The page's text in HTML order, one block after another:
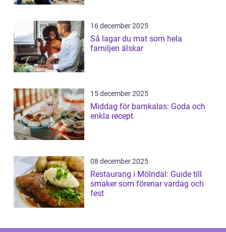
16 december 2025
Så lagar du mat som hela
familjen älskar
15 december 2025
Middag för barnkalas: Goda och
enkla recept
08 december 2025
Restaurang i Mölndal: Guide till
smaker som förenar vardag och
fest